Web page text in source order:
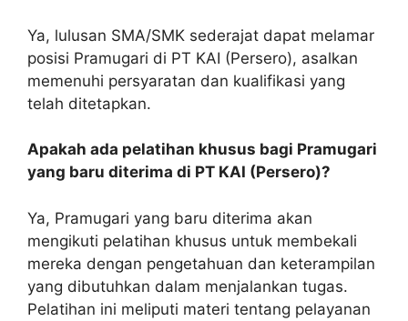
Ya, lulusan SMA/SMK sederajat dapat melamar
posisi Pramugari di PT KAI (Persero), asalkan
memenuhi persyaratan dan kualifikasi yang
telah ditetapkan.
Apakah ada pelatihan khusus bagi Pramugari
yang baru diterima di PT KAI (Persero)?
Ya, Pramugari yang baru diterima akan
mengikuti pelatihan khusus untuk membekali
mereka dengan pengetahuan dan keterampilan
yang dibutuhkan dalam menjalankan tugas.
Pelatihan ini meliputi materi tentang pelayanan